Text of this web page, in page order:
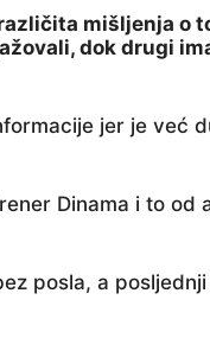
mišljenja o
dok drugi
jer je već
Dinama i to od
posla, a